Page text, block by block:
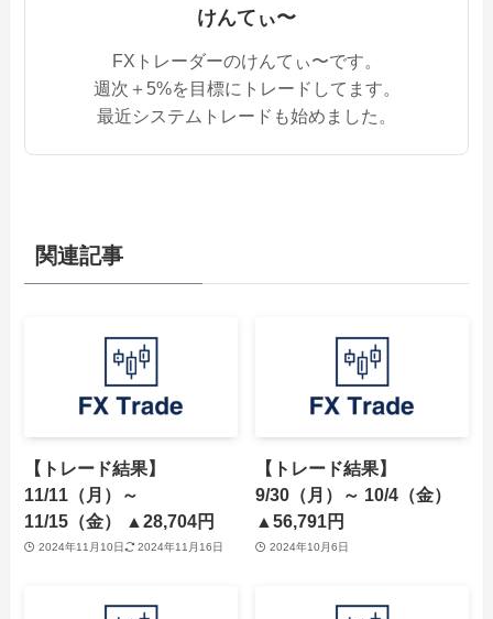
けんてぃ〜
FXトレーダーのけんてぃ〜です。
週次＋5%を目標にトレードしてます。
最近システムトレードも始めました。
関連記事
【トレード結果】
11/11（月）～
11/15（金） ▲28,704円
2024年11月10日 2024年11月16日
【トレード結果】
9/30（月）～ 10/4（金）
▲56,791円
2024年10月6日